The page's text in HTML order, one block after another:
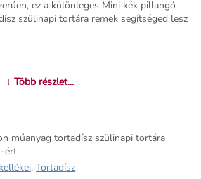
ez a különleges Mini kék pillangó
szülinapi tortára remek segítséged lesz
↓ Több részlet... ↓
műanyag tortadísz szülinapi tortára
ért.
, Tortadísz